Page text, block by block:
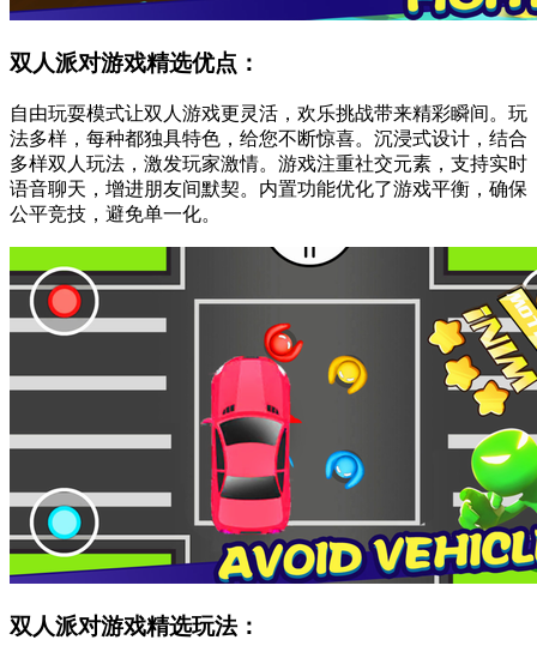
双人派对游戏精选优点：
自由玩耍模式让双人游戏更灵活，欢乐挑战带来精彩瞬间。玩
法多样，每种都独具特色，给您不断惊喜。沉浸式设计，结合
多样双人玩法，激发玩家激情。游戏注重社交元素，支持实时
语音聊天，增进朋友间默契。内置功能优化了游戏平衡，确保
公平竞技，避免单一化。
双人派对游戏精选玩法：